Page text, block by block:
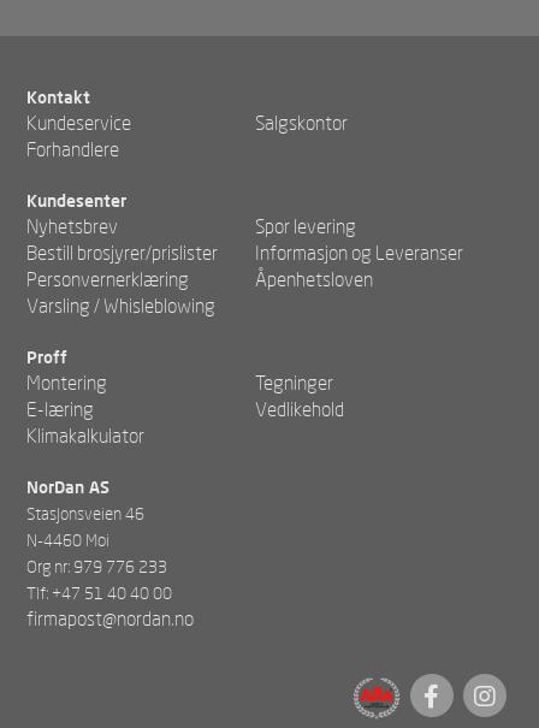
Kontakt
Kundeservice
Salgskontor
Forhandlere
Kundesenter
Nyhetsbrev
Spor levering
Bestill brosjyrer/prislister
Informasjon og Leveranser
Personvernerklæring
Åpenhetsloven
Varsling / Whisleblowing
Proff
Montering
Tegninger
E-læring
Vedlikehold
Klimakalkulator
NorDan AS
Stasjonsveien 46
N-4460 Moi
Org nr: 979 776 233
Tlf: +47 51 40 40 00
firmapost@nordan.no